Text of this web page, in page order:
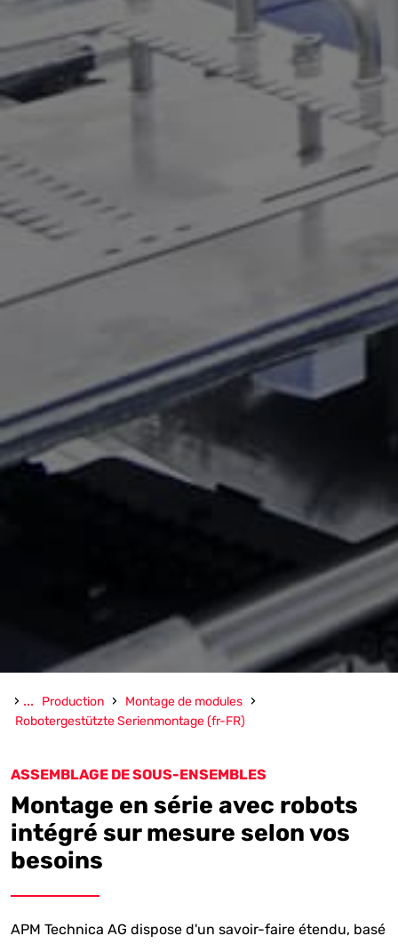
› ... Production › Montage de modules ›
Robotergestützte Serienmontage (fr-FR)
ASSEMBLAGE DE SOUS-ENSEMBLES
Montage en série avec robots
intégré sur mesure selon vos
besoins
APM Technica AG dispose d'un savoir-faire étendu, basé